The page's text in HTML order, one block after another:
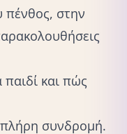
πένθος, στην
και πώς
πλήρη συνδρομή.